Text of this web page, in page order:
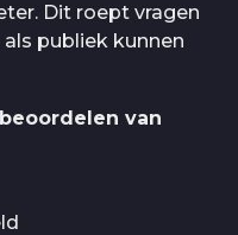
Dit roept vragen
publiek kunnen
van